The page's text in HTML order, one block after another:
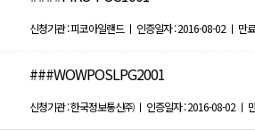
신청기관 : 피코아일랜드 ㅣ 인증일자 : 2016-08-02 ㅣ 만
###WOWPOSLPG2001
신청기관 : 한국정보통신㈜ ㅣ 인증일자 : 2016-08-02 ㅣ